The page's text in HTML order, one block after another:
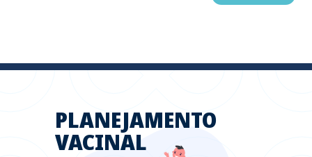
PLANEJAMENTO
VACINAL